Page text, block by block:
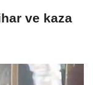
ve kaza